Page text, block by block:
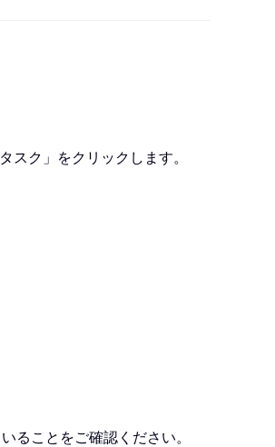
ク」をクリックします。
ることをご確認ください。